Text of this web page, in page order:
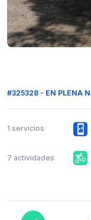
#325328 - EN PLENA
1 servicios
7 actividades